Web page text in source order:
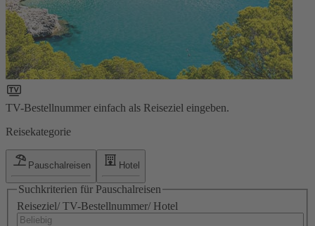
TV-Bestellnummer einfach als Reiseziel eingeben.
Reisekategorie
Pauschalreisen Hotel
Suchkriterien für Pauschalreisen
Reiseziel/ TV-Bestellnummer/ Hotel